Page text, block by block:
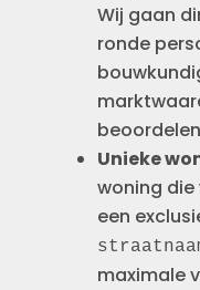
Wij gaan
ronde
Unieke
woning die
een
maximale